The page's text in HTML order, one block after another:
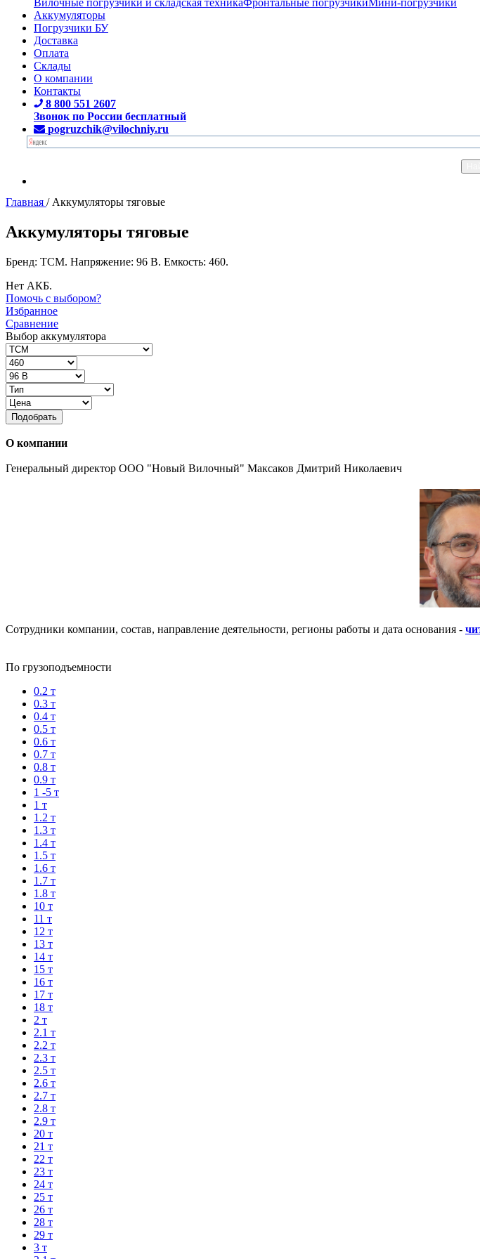
Аккумуляторы
Погрузчики БУ
Доставка
Оплата
Склады
О компании
Контакты
8 800 551 2607
Звонок по России бесплатный
pogruzchik@vilochniy.ru
Главная / Аккумуляторы тяговые
Аккумуляторы тяговые
Бренд: TCM. Напряжение: 96 В. Емкость: 460.
Нет АКБ.
Помочь с выбором?
Избранное
Сравнение
Выбор аккумулятора
Подобрать
О компании
Генеральный директор ООО "Новый Вилочный" Максаков Дмитрий Николаевич
Сотрудники компании, состав, направление деятельности, регионы работы и дата основания -
По грузоподъемности
0.2 т
0.3 т
0.4 т
0.5 т
0.6 т
0.7 т
0.8 т
0.9 т
1 -5 т
1 т
1.2 т
1.3 т
1.4 т
1.5 т
1.6 т
1.7 т
1.8 т
10 т
11 т
12 т
13 т
14 т
15 т
16 т
17 т
18 т
2 т
2.1 т
2.2 т
2.3 т
2.5 т
2.6 т
2.7 т
2.8 т
2.9 т
20 т
21 т
22 т
23 т
24 т
25 т
26 т
28 т
29 т
3 т